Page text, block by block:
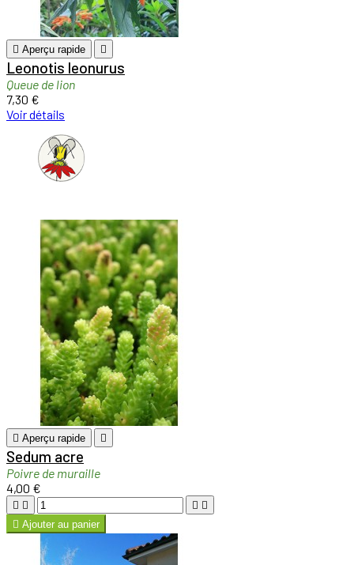
 Aperçu rapide 
Leonotis leonurus
Queue de lion
7,30 €
Voir détails
 Aperçu rapide 
Sedum acre
Poivre de muraille
4,00 €
   
 Ajouter au panier